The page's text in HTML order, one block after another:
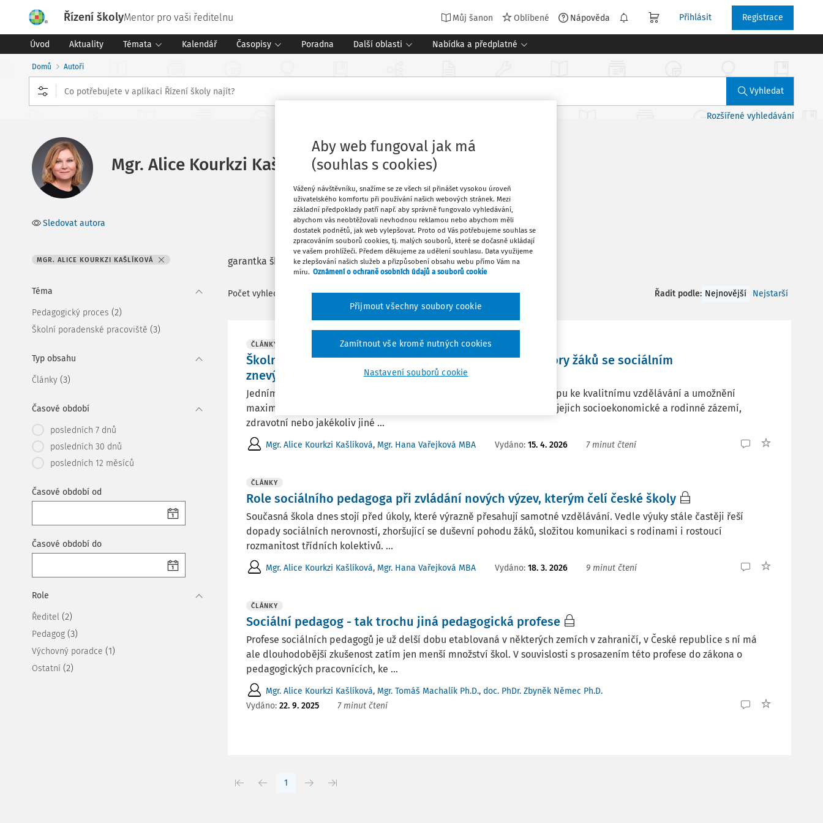
Řízení školyMentor pro vaši ředitelnu Můj šanon Oblíbené Nápověda Přihlásit Registrace
Úvod Aktuality Témata Kalendář Časopisy Poradna Další oblasti Nabídka a předplatné
Domů Autoři
Vyhledat
Rozšířené vyhledávání
Mgr. Alice Kourkzi Kašlíková - strana 1
Sledovat autora
MGR. ALICE KOURKZI KAŠLÍKOVÁ
Téma
Pedagogický proces (2)
Školní poradenské pracoviště (3)
Typ obsahu
Články (3)
Časové období
posledních 7 dnů
posledních 30 dnů
posledních 12 měsíců
Časové období od
Časové období do
Role
Ředitel (2)
Pedagog (3)
Výchovný poradce (1)
Ostatní (2)
garantka školního poradenství projektu PROP, NPI ČR
Počet vyhledaných dokumentů:3 Řadit podle: Nejnovější Nejstarší
ČLÁNKY
Školní poradenské pracoviště jako klíčový aktér podpory žáků se sociálním
znevýhodněním
Jedním z hlavních cílů Strategie 2030+ je snižování nerovností v přístupu ke kvalitnímu vzdělávání a umožnění
maximálního rozvoje potenciálu dětí, žáků a studentů, bez ohledu na jejich socioekonomické a rodinné zázemí,
zdravotní nebo jakékoliv jiné ...
Mgr. Alice Kourkzi Kašlíková, Mgr. Hana Vařejková MBA Vydáno: 15. 4. 2026 7 minut čtení
ČLÁNKY
Role sociálního pedagoga při zvládání nových výzev, kterým čelí české školy
Současná škola dnes stojí před úkoly, které výrazně přesahují samotné vzdělávání. Vedle výuky stále častěji řeší
dopady sociálních nerovností, zhoršující se duševní pohodu žáků, složitou komunikaci s rodinami i rostoucí
rozmanitost třídních kolektivů. ...
Mgr. Alice Kourkzi Kašlíková, Mgr. Hana Vařejková MBA Vydáno: 18. 3. 2026 9 minut čtení
ČLÁNKY
Sociální pedagog - tak trochu jiná pedagogická profese
Profese sociálních pedagogů je už delší dobu etablovaná v některých zemích v zahraničí, v České republice s ní má
ale dlouhodobější zkušenost zatím jen menší množství škol. V souvislosti s prosazením této profese do zákona o
pedagogických pracovnících, ke ...
Mgr. Alice Kourkzi Kašlíková, Mgr. Tomáš Machalík Ph.D., doc. PhDr. Zbyněk Němec Ph.D.
Vydáno: 22. 9. 2025 7 minut čtení
1
Aby web fungoval jak má
(souhlas s cookies)
Vážený návštěvníku, snažíme se ze všech sil přinášet vysokou úroveň
uživatelského komfortu při používání našich webových stránek. Mezi
základní předpoklady patří např. aby správně fungovalo vyhledávání,
abychom vás neobtěžovali nevhodnou reklamou nebo abychom měli
dostatek podnětů, jak web vylepšovat. Proto od Vás potřebujeme souhlas se
zpracováním souborů cookies, tj. malých souborů, které se dočasně ukládají
ve vašem prohlížeči. Předem děkujeme za udělení souhlasu. Data využijeme
ke zlepšování našich služeb a přizpůsobení obsahu webu přímo Vám na
míru. Oznámení o ochraně osobních údajů a souborů cookie
Nastavení souborů cookie
Zamítnout vše kromě nutných cookies
Přijmout všechny soubory cookie